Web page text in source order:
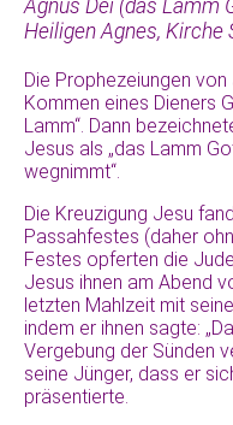
Die Prophezeiungen
Kommen eines Dieners
Lamm“. Dann
Jesus als „das Lamm
wegnimmt“.
Die Kreuzigung Jesu
Passahfestes (daher
Festes opferten die
Jesus ihnen am Abend
letzten Mahlzeit mit
indem er ihnen sagte:
Vergebung der Sünden
seine Jünger, dass er
präsentierte.
Agnus Dei (das Lamm
Heiligen Agnes, Kirche